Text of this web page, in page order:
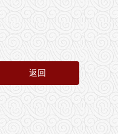
返回